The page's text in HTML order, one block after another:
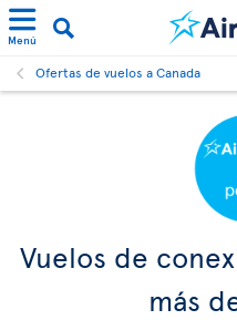
Menú
Ofertas de vuelos a Canada
Vuelos de
más